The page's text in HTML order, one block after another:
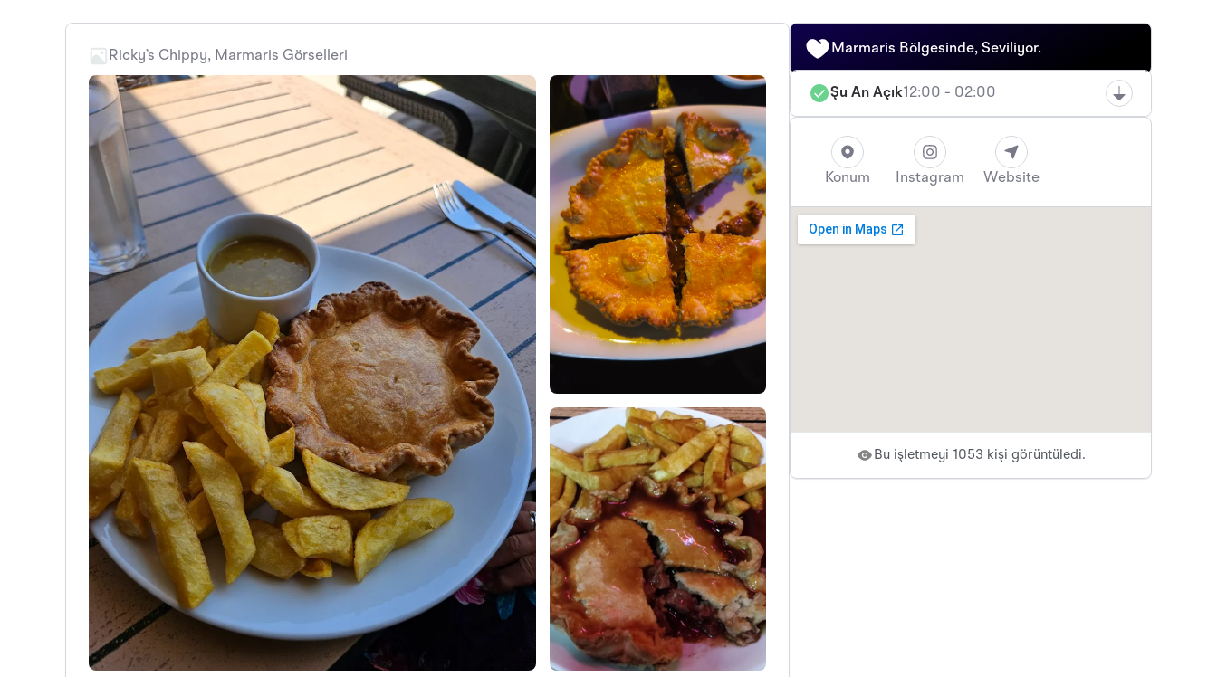
Ricky’s Chippy, Marmaris Görselleri
Marmaris Bölgesinde, Seviliyor.
Şu An Açık12:00 - 02:00
Konum Instagram Website
Bu işletmeyi 1053 kişi görüntüledi.